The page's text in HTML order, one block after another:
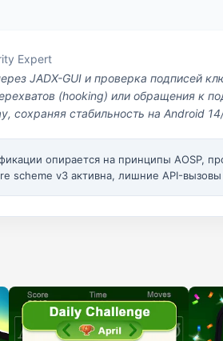
Expert
JADX-GUI и проверка подписей
(hooking) или обращения к
сохраняя стабильность на Android
опирается на принципы AOSP,
scheme v3 активна, лишние API-